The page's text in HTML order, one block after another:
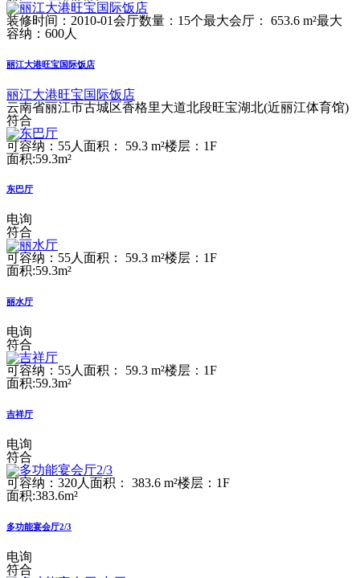
装修时间：2010-01会厅数量：15个最大会厅： 653.6 m²最大
容纳：600人
丽江大港旺宝国际饭店
丽江大港旺宝国际饭店
云南省丽江市古城区香格里大道北段旺宝湖北(近丽江体育馆)
符合
可容纳：55人 面积： 59.3 m²楼层：1F
面积:59.3m²
东巴厅
电询
符合
可容纳：55人面积： 59.3 m²楼层：1F
面积:59.3m²
丽水厅
电询
符合
可容纳：55人 面积： 59.3 m²楼层：1F
面积:59.3m²
吉祥厅
电询
符合
可容纳：320人 面积： 383.6 m²楼层：1F
面积:383.6m²
多功能宴会厅2/3
电询
符合